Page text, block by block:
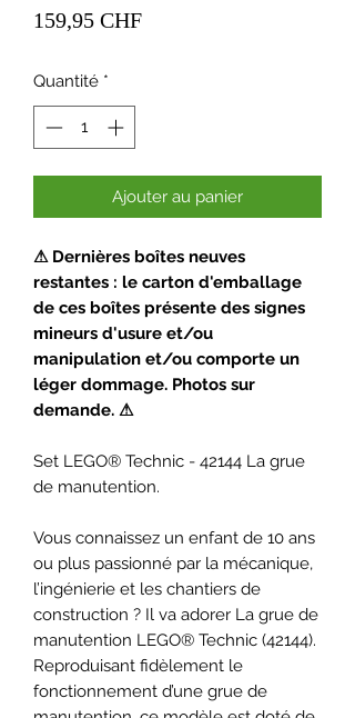
159,95 CHFPrix
Quantité *
Ajouter au panier
⚠ Dernières boîtes neuves
restantes : le carton d'emballage
de ces boîtes présente des signes
mineurs d'usure et/ou
manipulation et/ou comporte un
léger dommage. Photos sur
demande. ⚠
Set LEGO® Technic - 42144 La grue
de manutention.
Vous connaissez un enfant de 10 ans
ou plus passionné par la mécanique,
l’ingénierie et les chantiers de
construction ? Il va adorer La grue de
manutention LEGO® Technic (42144).
Reproduisant fidèlement le
fonctionnement d’une grue de